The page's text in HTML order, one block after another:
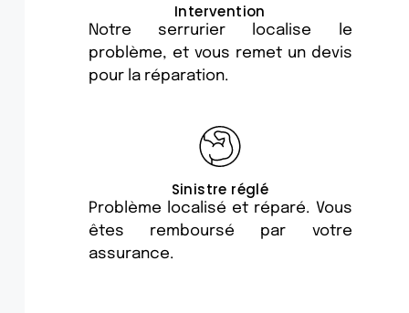
Intervention
Notre serrurier localise le
problème, et vous remet un devis
pour la réparation.
Sinistre réglé
Problème localisé et réparé. Vous
êtes remboursé par votre
assurance.